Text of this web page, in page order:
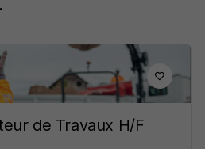
de Travaux H/F